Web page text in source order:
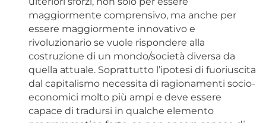
maggiormente comprensivo, ma anche per
essere maggiormente innovativo e
rivoluzionario se vuole rispondere alla
costruzione di un mondo/società diversa da
quella attuale. Soprattutto l’ipotesi di fuoriuscita
dal capitalismo necessita di ragionamenti socio-
economici molto più ampi e deve essere
capace di tradursi in qualche elemento